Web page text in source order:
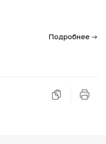
Подробнее →